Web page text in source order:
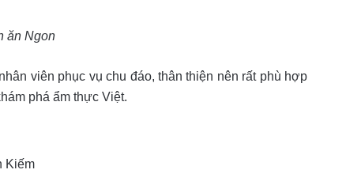
ăn Ngon
viên phục vụ chu đáo, thân thiện nên rất phù hợp
phá ẩm thực Việt.
Kiếm